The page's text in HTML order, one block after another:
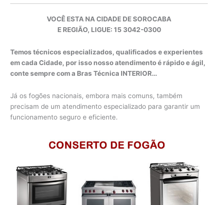
VOCÊ ESTA NA CIDADE DE SOROCABA
E REGIÃO, LIGUE: 15 3042-0300
Temos técnicos especializados, qualificados e experientes
em cada Cidade, por isso nosso atendimento é rápido e ágil,
conte sempre com a Bras Técnica INTERIOR…
Já os fogões nacionais, embora mais comuns, também
precisam de um atendimento especializado para garantir um
funcionamento seguro e eficiente.